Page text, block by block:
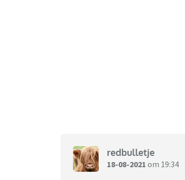
redbulletje
18-08-2021 om 19:34